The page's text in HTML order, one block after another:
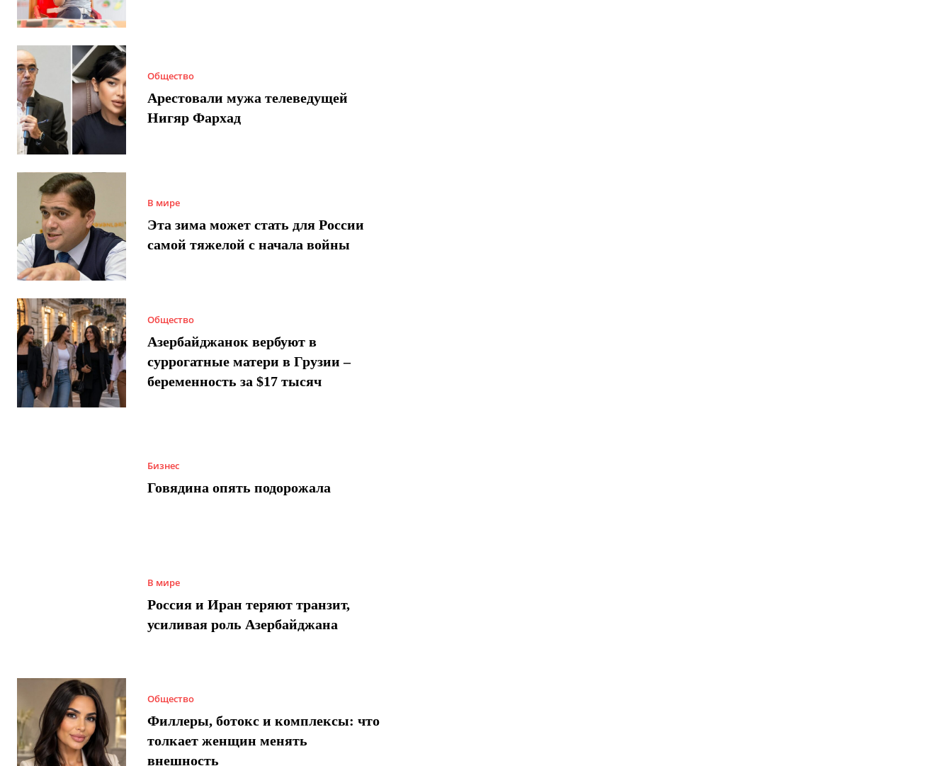
Общество
Арестовали мужа телеведущей
Нигяр Фархад
В мире
Эта зима может стать для России
самой тяжелой с начала войны
Общество
Азербайджанок вербуют в
суррогатные матери в Грузии –
беременность за $17 тысяч
Бизнес
Говядина опять подорожала
В мире
Россия и Иран теряют транзит,
усиливая роль Азербайджана
Общество
Филлеры, ботокс и комплексы: что
толкает женщин менять
внешность